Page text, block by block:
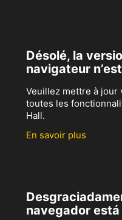
Désolé, la
navigateur
Veuillez mettre à
toutes les
Hall.
En savoir plus
navegador